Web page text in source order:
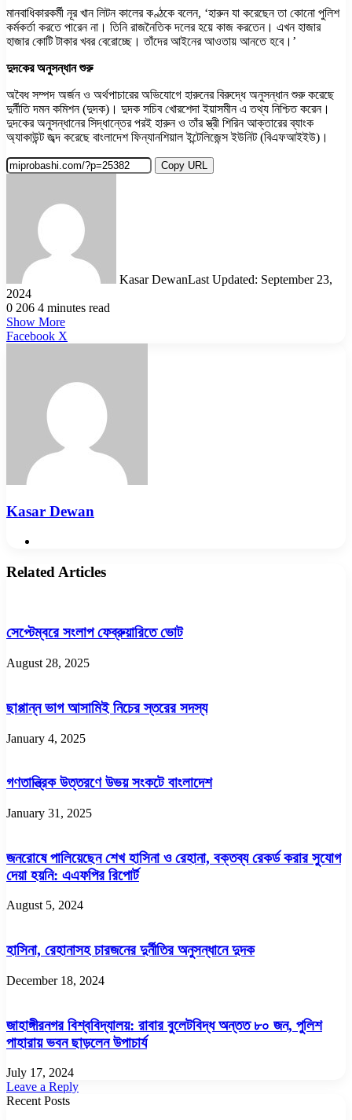
মানবাধিকারকর্মী নূর খান লিটন কালের কণ্ঠকে বলেন, ‘হারুন যা করেছেন তা কোনো পুলিশ
কর্মকর্তা করতে পারেন না। তিনি রাজনৈতিক দলের হয়ে কাজ করতেন। এখন হাজার
হাজার কোটি টাকার খবর বেরোচ্ছে। তাঁদের আইনের আওতায় আনতে হবে।’
দুদকের অনুসন্ধান শুরু
অবৈধ সম্পদ অর্জন ও অর্থপাচারের অভিযোগে হারুনের বিরুদ্ধে অনুসন্ধান শুরু করেছে
দুর্নীতি দমন কমিশন (দুদক)। দুদক সচিব খোরশেদা ইয়াসমীন এ তথ্য নিশ্চিত করেন।
দুদকের অনুসন্ধানের সিদ্ধান্তের পরই হারুন ও তাঁর স্ত্রী শিরিন আক্তারের ব্যাংক
অ্যাকাউন্ট জব্দ করেছে বাংলাদেশ ফিন্যানশিয়াল ইন্টেলিজেন্স ইউনিট (বিএফআইইউ)।
Copy URL
Kasar DewanLast Updated: September 23,
2024
0 206 4 minutes read
Show More
Facebook X
Kasar Dewan
Related Articles
সেপ্টেম্বরে সংলাপ ফেব্রুয়ারিতে ভোট
August 28, 2025
ছাপ্পান্ন ভাগ আসামিই নিচের স্তরের সদস্য
January 4, 2025
গণতান্ত্রিক উত্তরণে উভয় সংকটে বাংলাদেশ
January 31, 2025
জনরোষে পালিয়েছেন শেখ হাসিনা ও রেহানা, বক্তব্য রেকর্ড করার সুযোগ
দেয়া হয়নি: এএফপির রিপোর্ট
August 5, 2024
হাসিনা, রেহানাসহ চারজনের দুর্নীতির অনুসন্ধানে দুদক
December 18, 2024
জাহাঙ্গীরনগর বিশ্ববিদ্যালয়: রাবার বুলেটবিদ্ধ অন্তত ৮০ জন, পুলিশ
পাহারায় ভবন ছাড়লেন উপাচার্য
July 17, 2024
Leave a Reply
Recent Posts